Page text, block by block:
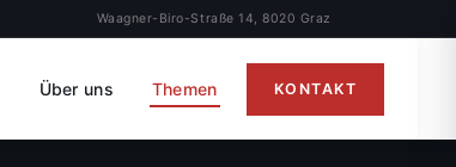
Waagner-Biro-Straße 14, 8020 Graz
Über uns Themen KONTAKT